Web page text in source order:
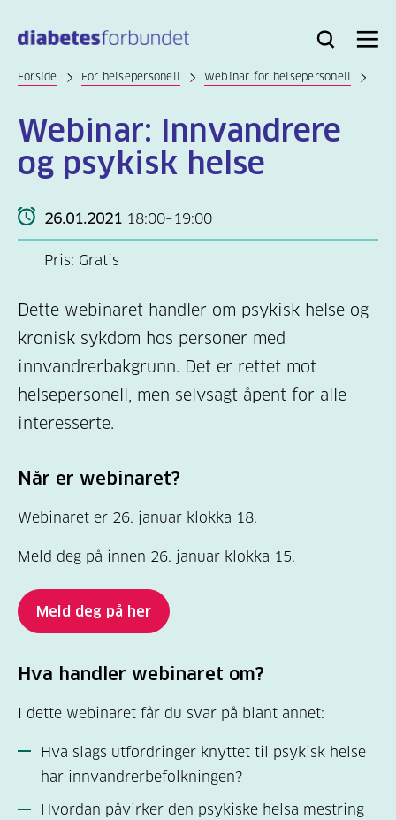
hovedinnhold
Bli
Logg
Søk Meny
Forside For helsepersonell Webinar for helsepersonell
Webinar: Innvandrere
og psykisk helse
26.01.2021 18:00–19:00
Pris: Gratis
Dette webinaret handler om psykisk helse og
kronisk sykdom hos personer med
innvandrerbakgrunn. Det er rettet mot
helsepersonell, men selvsagt åpent for alle
interesserte.
Når er webinaret?
Webinaret er 26. januar klokka 18.
Meld deg på innen 26. januar klokka 15.
Meld deg på her
Hva handler webinaret om?
I dette webinaret får du svar på blant annet:
Hva slags utfordringer knyttet til psykisk helse
har innvandrerbefolkningen?
Hvordan påvirker den psykiske helsa mestring